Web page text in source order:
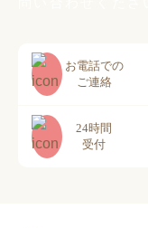
お電話での
ご連絡
24時間
受付